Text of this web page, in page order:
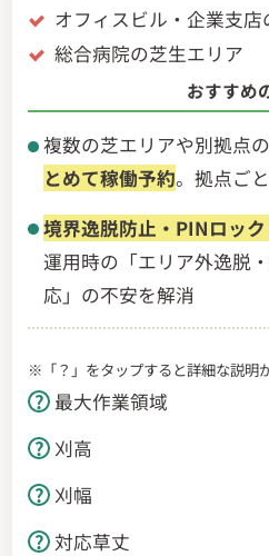
オフィスビル・企業支店
総合病院の芝生エリア
おすすめ
複数の芝エリアや別拠点の
とめて稼働予約。拠点ご
境界逸脱防止・PINロッ
運用時の「エリア外逸脱
応」の不安を解消
※「？」をタップすると詳細な説明
最大作業領域
刈高
刈幅
対応草丈